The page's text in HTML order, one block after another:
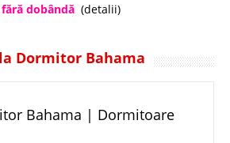
dobândă (detalii)
Dormitor Bahama
Bahama | Dormitoare